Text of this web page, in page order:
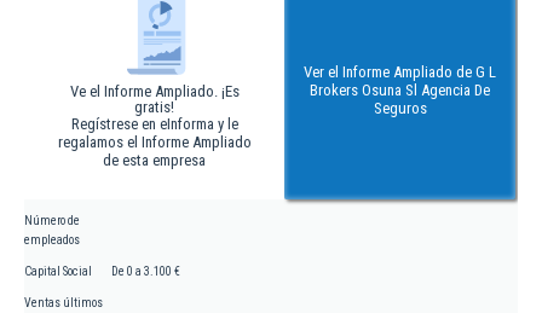
Ve el Informe Ampliado. ¡Es
gratis!
Regístrese en eInforma y le
regalamos el Informe Ampliado
de esta empresa
Ver el Informe Ampliado de G L
Brokers Osuna Sl Agencia De
Seguros
Número de
empleados
Capital Social De 0 a 3.100 €
Ventas últimos